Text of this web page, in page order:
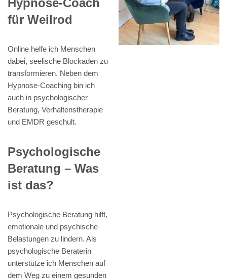
für Weilrod
Online helfe ich Menschen
dabei, seelische Blockaden zu
transformieren. Neben dem
Hypnose-Coaching bin ich
auch in psychologischer
Beratung, Verhaltenstherapie
und EMDR geschult.
Psychologische
Beratung – Was
ist das?
Psychologische Beratung hilft,
emotionale und psychische
Belastungen zu lindern. Als
psychologische Beraterin
unterstütze ich Menschen auf
dem Weg zu einem gesunden